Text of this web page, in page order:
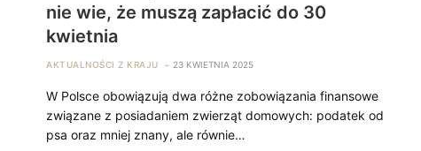
nie wie, że muszą zapłacić do 30
kwietnia
AKTUALNOŚCI Z KRAJU 23 KWIETNIA 2025
W Polsce obowiązują dwa różne zobowiązania finansowe
związane z posiadaniem zwierząt domowych: podatek od
psa oraz mniej znany, ale równie…